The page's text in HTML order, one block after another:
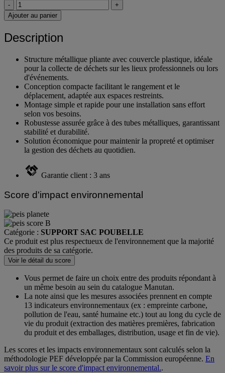
-
+
Ajouter au panier
Description
Structure métallique pliante avec couvercle plastique, idéale
pour la collecte de déchets sur les lieux professionnels ou lors
d'événements.
Conception compacte facilitant le rangement et le
déplacement, adaptée aux espaces restreints.
Montage simple et rapide pour une installation sans effort
selon vos besoins.
Robustesse assurée grâce à des tubes métalliques, garantissant
stabilité et durabilité.
Solution économique pour maintenir la propreté et optimiser
la gestion des déchets au quotidien.
Garantie client : 3 ans
Score d'impact environnemental
Catégorie : SUPPORT SAC POUBELLE
Ce produit est plus respectueux de l'environnement que la majorité
des produits de sa catégorie.
Voir le détail du score
Vous permet de faire un choix entre des produits répondant à
un même besoin au sein du catalogue Manutan.
La note ainsi que les mesures associées prennent en compte
13 indicateurs environnementaux (ex : empreinte carbone,
pollution de l'eau, santé humaine etc.) tout au long du cycle de
vie du produit (extraction des matières premières, fabrication
du produit et des emballages, distribution, usage et fin de vie).
Les scores et les impacts environnementaux sont calculés selon la
méthodologie PEF développée par la Commission européenne. En
savoir plus sur le score d'impact environnemental..